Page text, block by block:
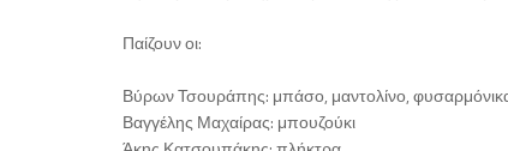
Παίζουν οι:
Βύρων Τσουράπης: μπάσο, μαντολίνο,
Βαγγέλης Μαχαίρας: μπουζούκι